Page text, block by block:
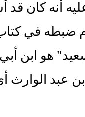
أنه كان
في كتاب
هو ابن
عبد الوارث